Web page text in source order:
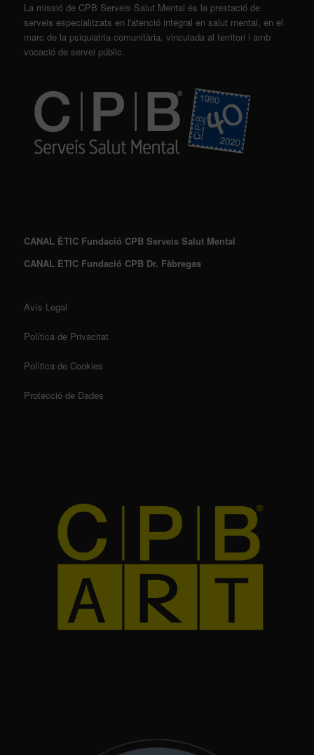
La missió de CPB Serveis Salut Mental és la prestació de
serveis especialitzats en l'atenció integral en salut mental, en el
marc de la psiquiatria comunitària, vinculada al territori i amb
vocació de servei públic.
CANAL ÈTIC Fundació CPB Serveis Salut Mental
CANAL ÈTIC Fundació CPB Dr. Fàbregas
Avís Legal
Política de Privacitat
Política de Cookies
Protecció de Dades